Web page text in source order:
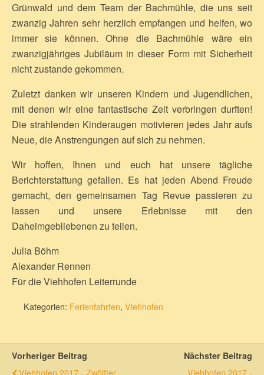
Grünwald und dem Team der Bachmühle, die uns seit
zwanzig Jahren sehr herzlich empfangen und helfen, wo
immer sie können. Ohne die Bachmühle wäre ein
zwanzigjähriges Jubiläum in dieser Form mit Sicherheit
nicht zustande gekommen.
Zuletzt danken wir unseren Kindern und Jugendlichen,
mit denen wir eine fantastische Zeit verbringen durften!
Die strahlenden Kinderaugen motivieren jedes Jahr aufs
Neue, die Anstrengungen auf sich zu nehmen.
Wir hoffen, Ihnen und euch hat unsere tägliche
Berichterstattung gefallen. Es hat jeden Abend Freude
gemacht, den gemeinsamen Tag Revue passieren zu
lassen und unsere Erlebnisse mit den
Daheimgebliebenen zu teilen.
Julia Böhm
Alexander Rennen
Für die Viehhofen Leiterrunde
Kategorien: Ferienfahrten, Viehhofen
Vorheriger Beitrag
Viehhofen 2017 - Zwölfter
Nächster Beitrag
Viehhofen 2017 -